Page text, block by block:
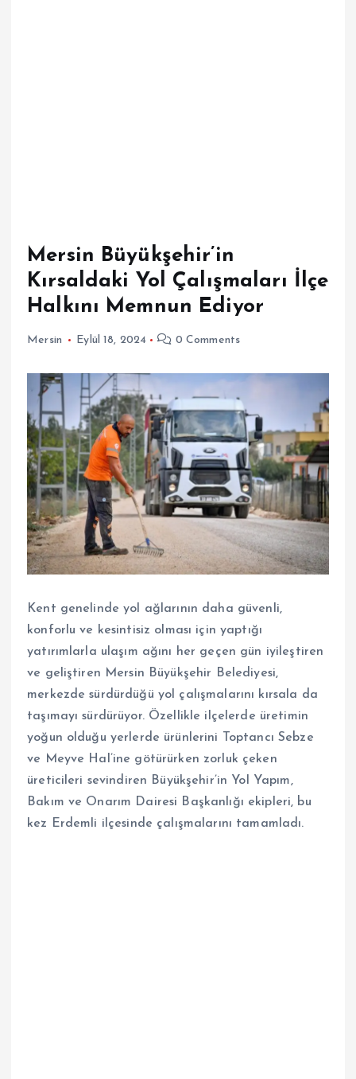
Mersin Büyükşehir’in
Kırsaldaki Yol Çalışmaları İlçe
Halkını Memnun Ediyor
Mersin Eylül 18, 2024 0 Comments
Kent genelinde yol ağlarının daha güvenli,
konforlu ve kesintisiz olması için yaptığı
yatırımlarla ulaşım ağını her geçen gün iyileştiren
ve geliştiren Mersin Büyükşehir Belediyesi,
merkezde sürdürdüğü yol çalışmalarını kırsala da
taşımayı sürdürüyor. Özellikle ilçelerde üretimin
yoğun olduğu yerlerde ürünlerini Toptancı Sebze
ve Meyve Hal’ine götürürken zorluk çeken
üreticileri sevindiren Büyükşehir’in Yol Yapım,
Bakım ve Onarım Dairesi Başkanlığı ekipleri, bu
kez Erdemli ilçesinde çalışmalarını tamamladı.